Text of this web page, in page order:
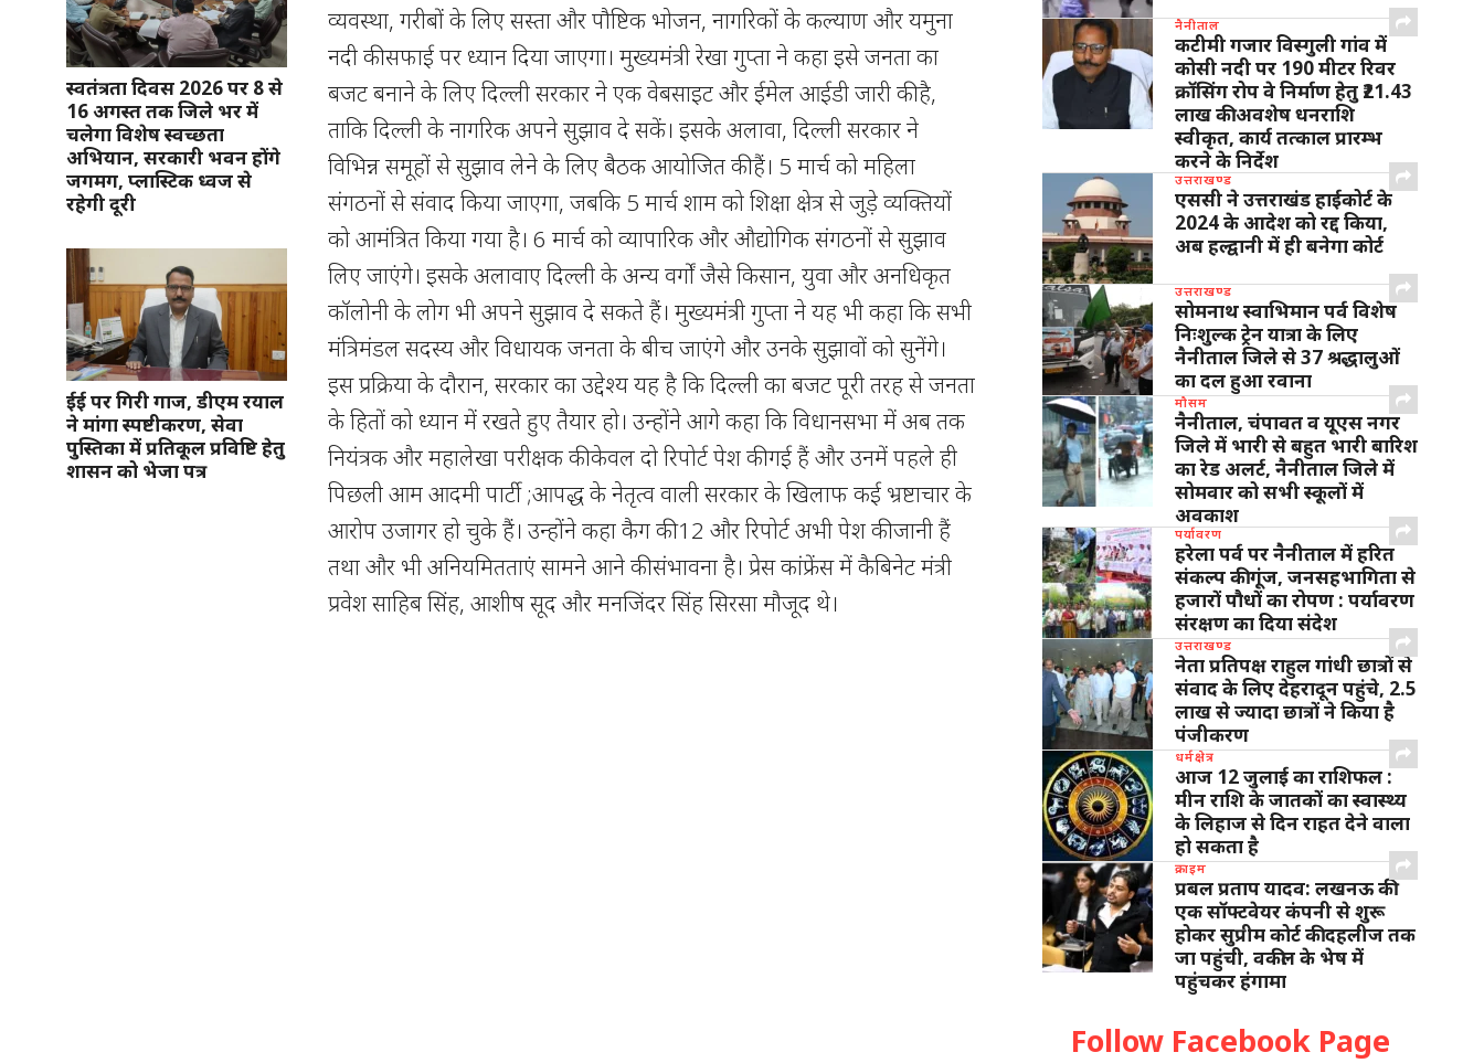
स्वतंत्रता दिवस 2026 पर 8 से
16 अगस्त तक जिले भर में
चलेगा विशेष स्वच्छता
अभियान, सरकारी भवन होंगे
जगमग, प्लास्टिक ध्वज से
रहेगी दूरी
ईई पर गिरी गाज, डीएम रयाल
ने मांगा स्पष्टीकरण, सेवा
पुस्तिका में प्रतिकूल प्रविष्टि हेतु
शासन को भेजा पत्र
व्यवस्था, गरीबों के लिए सस्ता और पौष्टिक भोजन, नागरिकों के कल्याण और यमुना
नदी की सफाई पर ध्यान दिया जाएगा। मुख्यमंत्री रेखा गुप्ता ने कहा इसे जनता का
बजट बनाने के लिए दिल्ली सरकार ने एक वेबसाइट और ईमेल आईडी जारी की है,
ताकि दिल्ली के नागरिक अपने सुझाव दे सकें। इसके अलावा, दिल्ली सरकार ने
विभिन्न समूहों से सुझाव लेने के लिए बैठक आयोजित की हैं। 5 मार्च को महिला
संगठनों से संवाद किया जाएगा, जबकि 5 मार्च शाम को शिक्षा क्षेत्र से जुड़े व्यक्तियों
को आमंत्रित किया गया है। 6 मार्च को व्यापारिक और औद्योगिक संगठनों से सुझाव
लिए जाएंगे। इसके अलावाए दिल्ली के अन्य वर्गों जैसे किसान, युवा और अनधिकृत
कॉलोनी के लोग भी अपने सुझाव दे सकते हैं। मुख्यमंत्री गुप्ता ने यह भी कहा कि सभी
मंत्रिमंडल सदस्य और विधायक जनता के बीच जाएंगे और उनके सुझावों को सुनेंगे।
इस प्रक्रिया के दौरान, सरकार का उद्देश्य यह है कि दिल्ली का बजट पूरी तरह से जनता
के हितों को ध्यान में रखते हुए तैयार हो। उन्होंने आगे कहा कि विधानसभा में अब तक
नियंत्रक और महालेखा परीक्षक की केवल दो रिपोर्ट पेश की गई हैं और उनमें पहले ही
पिछली आम आदमी पार्टी ;आपद्ध के नेतृत्व वाली सरकार के खिलाफ कई भ्रष्टाचार के
आरोप उजागर हो चुके हैं। उन्होंने कहा कैग की 12 और रिपोर्ट अभी पेश की जानी हैं
तथा और भी अनियमितताएं सामने आने की संभावना है। प्रेस कांफ्रेंस में कैबिनेट मंत्री
प्रवेश साहिब सिंह, आशीष सूद और मनजिंदर सिंह सिरसा मौजूद थे।
नैनीताल
कटीमी गजार विस्गुली गांव में
कोसी नदी पर 190 मीटर रिवर
क्रॉसिंग रोप वे निर्माण हेतु ₹21.43
लाख की अवशेष धनराशि
स्वीकृत, कार्य तत्काल प्रारम्भ
करने के निर्देश
उत्तराखण्ड
एससी ने उत्तराखंड हाईकोर्ट के
2024 के आदेश को रद्द किया,
अब हल्द्वानी में ही बनेगा कोर्ट
उत्तराखण्ड
सोमनाथ स्वाभिमान पर्व विशेष
निःशुल्क ट्रेन यात्रा के लिए
नैनीताल जिले से 37 श्रद्धालुओं
का दल हुआ रवाना
मौसम
नैनीताल, चंपावत व यूएस नगर
जिले में भारी से बहुत भारी बारिश
का रेड अलर्ट, नैनीताल जिले में
सोमवार को सभी स्कूलों में
अवकाश
पर्यावरण
हरेला पर्व पर नैनीताल में हरित
संकल्प की गूंज, जनसहभागिता से
हजारों पौधों का रोपण : पर्यावरण
संरक्षण का दिया संदेश
उत्तराखण्ड
नेता प्रतिपक्ष राहुल गांधी छात्रों से
संवाद के लिए देहरादून पहुंचे, 2.5
लाख से ज्यादा छात्रों ने किया है
पंजीकरण
धर्मक्षेत्र
आज 12 जुलाई का राशिफल :
मीन राशि के जातकों का स्वास्थ्य
के लिहाज से दिन राहत देने वाला
हो सकता है
क्राइम
प्रबल प्रताप यादव: लखनऊ की
एक सॉफ्टवेयर कंपनी से शुरू
होकर सुप्रीम कोर्ट की दहलीज तक
जा पहुंची, वकील के भेष में
पहुंचकर हंगामा
Follow Facebook Page